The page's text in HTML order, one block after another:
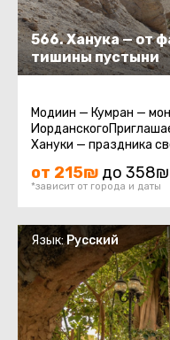
566. Ханука — от
тишины пустыни
Модиин — Кумран —
Хануки — праздника
от 215₪ до 358₪
*зависит от города и даты
Язык:Русский